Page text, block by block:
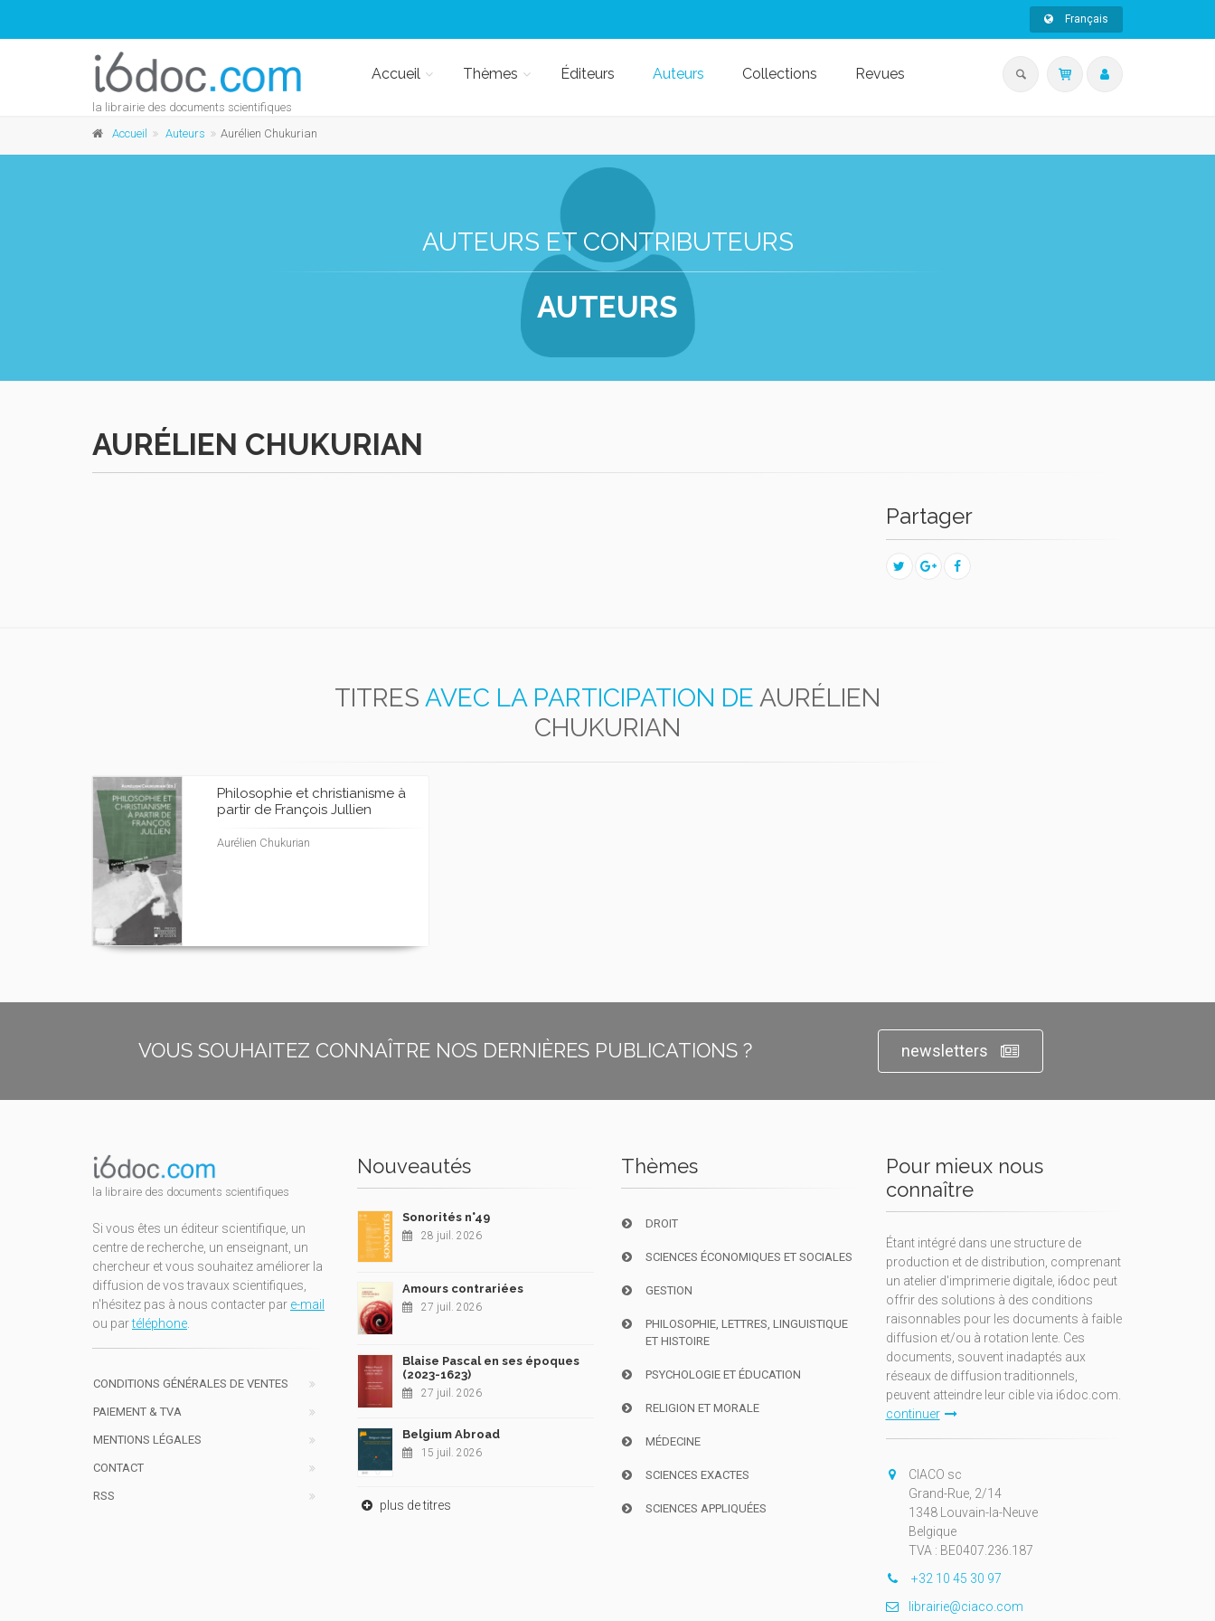
Français
la librairie des documents scientifiques
Accueil Thèmes Éditeurs Auteurs Collections Revues
Accueil Auteurs Aurélien Chukurian
AUTEURS ET CONTRIBUTEURS
AUTEURS
AURÉLIEN CHUKURIAN
Partager
TITRES AVEC LA PARTICIPATION DE AURÉLIEN
CHUKURIAN
Philosophie et christianisme à
partir de François Jullien
Aurélien Chukurian
VOUS SOUHAITEZ CONNAÎTRE NOS DERNIÈRES PUBLICATIONS ? newsletters
la libraire des documents scientifiques
Si vous êtes un éditeur scientifique, un
centre de recherche, un enseignant, un
chercheur et vous souhaitez améliorer la
diffusion de vos travaux scientifiques,
n'hésitez pas à nous contacter par e-mail
ou partéléphone.
CONDITIONS GÉNÉRALES DE VENTES
PAIEMENT & TVA
MENTIONS LÉGALES
CONTACT
RSS
Nouveautés
Sonorités n°49
28 juil. 2026
Amours contrariées
27 juil. 2026
Blaise Pascal en ses époques
(2023-1623)
27 juil. 2026
Belgium Abroad
15 juil. 2026
plus de titres
Thèmes
DROIT
SCIENCES ÉCONOMIQUES ET SOCIALES
GESTION
PHILOSOPHIE, LETTRES, LINGUISTIQUE
ET HISTOIRE
PSYCHOLOGIE ET ÉDUCATION
RELIGION ET MORALE
MÉDECINE
SCIENCES EXACTES
SCIENCES APPLIQUÉES
Pour mieux nous
connaître
Étant intégré dans une structure de
production et de distribution, comprenant
un atelier d'imprimerie digitale, i6doc peut
offrir des solutions à des conditions
raisonnables pour les documents à faible
diffusion et/ou à rotation lente. Ces
documents, souvent inadaptés aux
réseaux de diffusion traditionnels,
peuvent atteindre leur cible via i6doc.com.
continuer
CIACO sc
Grand-Rue, 2/14
1348 Louvain-la-Neuve
Belgique
TVA : BE0407.236.187
+32 10 45 30 97
librairie@ciaco.com